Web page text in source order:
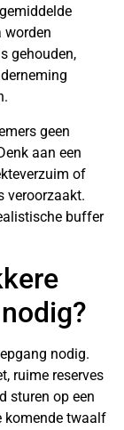
worden
gehouden,
geen
aan een
of
veroorzaakt.
buffer
nodig.
ruime reserves
sturen op een
komende twaalf